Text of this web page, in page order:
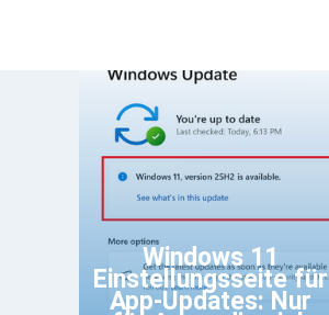
Windows 11
Einstellungsseite für
App-Updates: Nur